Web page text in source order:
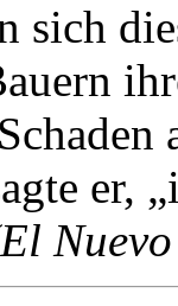
sich
er,